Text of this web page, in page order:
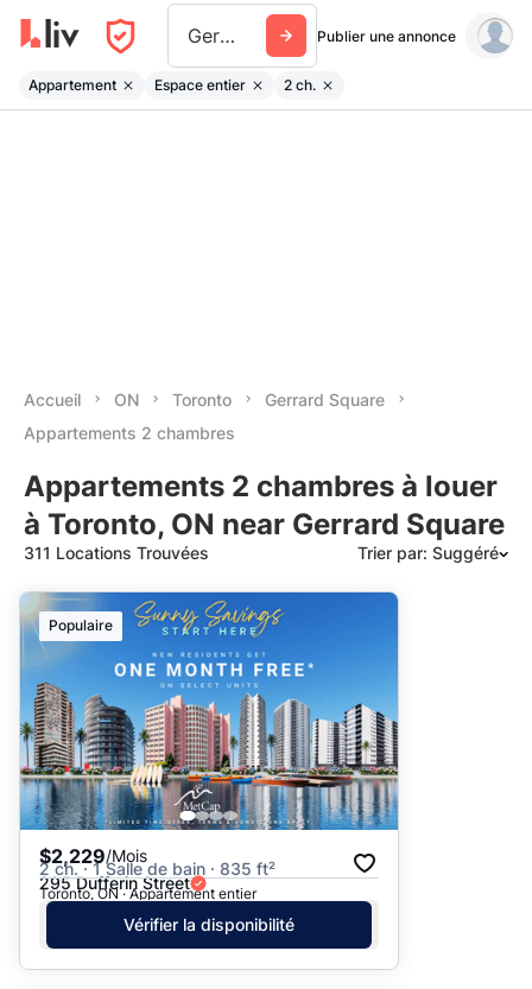
Gerrard Square Publier une annonce
Appartement Espace entier 2 ch.
Accueil ON Toronto
Gerrard Square
Appartements 2 chambres
Appartements 2 chambres à louer
à Toronto, ON near Gerrard Square
311 Locations Trouvées Trier par: Suggéré
Suggéré
Date: les plus récents d’abord
Date: les plus anciens d’abord
Prix - $$$ à $
Prix - $ à $$$
Populaire
$2,229/Mois
2 ch. · 1 Salle de bain · 835 ft²
295 Dufferin Street
Toronto, ON · Appartement entier
Vérifier la disponibilité